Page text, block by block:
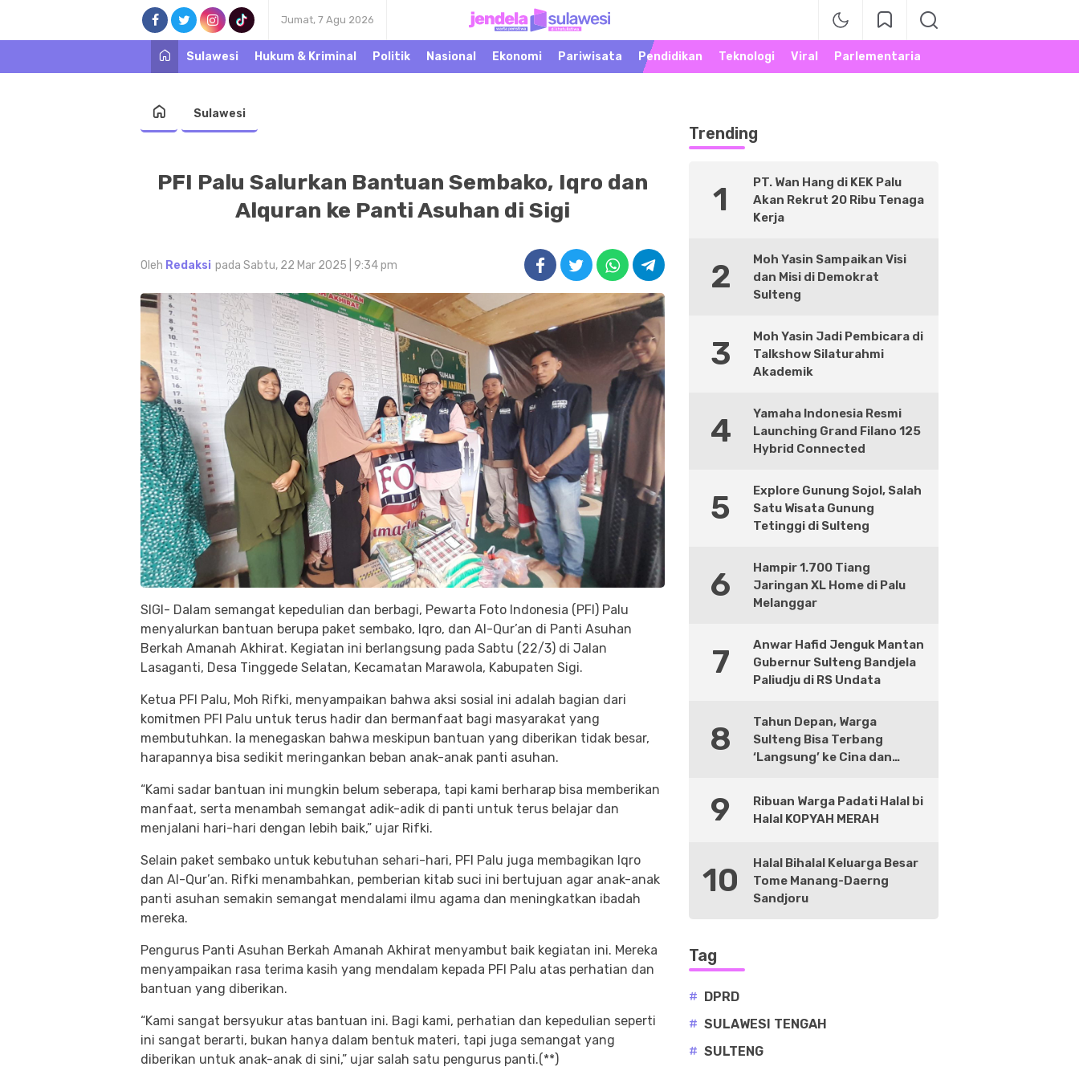
Jumat, 7 Agu 2026
Jendela Sulawesi
Warta Peristiwa di
Khatulistiwa
Sulawesi
Hukum & Kriminal Politik Nasional Ekonomi Pariwisata Pendidikan Teknologi Viral Parlementaria
Sulawesi
PFI Palu Salurkan Bantuan Sembako, Iqro dan
Alquran ke Panti Asuhan di Sigi
Oleh Redaksi pada Sabtu, 22 Mar 2025 | 9:34 pm
SIGI- Dalam semangat kepedulian dan berbagi, Pewarta Foto Indonesia (PFI) Palu
menyalurkan bantuan berupa paket sembako, Iqro, dan Al-Qur’an di Panti Asuhan
Berkah Amanah Akhirat. Kegiatan ini berlangsung pada Sabtu (22/3) di Jalan
Lasaganti, Desa Tinggede Selatan, Kecamatan Marawola, Kabupaten Sigi.
Ketua PFI Palu, Moh Rifki, menyampaikan bahwa aksi sosial ini adalah bagian dari
komitmen PFI Palu untuk terus hadir dan bermanfaat bagi masyarakat yang
membutuhkan. Ia menegaskan bahwa meskipun bantuan yang diberikan tidak besar,
harapannya bisa sedikit meringankan beban anak-anak panti asuhan.
“Kami sadar bantuan ini mungkin belum seberapa, tapi kami berharap bisa memberikan
manfaat, serta menambah semangat adik-adik di panti untuk terus belajar dan
menjalani hari-hari dengan lebih baik,” ujar Rifki.
Selain paket sembako untuk kebutuhan sehari-hari, PFI Palu juga membagikan Iqro
dan Al-Qur’an. Rifki menambahkan, pemberian kitab suci ini bertujuan agar anak-anak
panti asuhan semakin semangat mendalami ilmu agama dan meningkatkan ibadah
mereka.
Pengurus Panti Asuhan Berkah Amanah Akhirat menyambut baik kegiatan ini. Mereka
menyampaikan rasa terima kasih yang mendalam kepada PFI Palu atas perhatian dan
bantuan yang diberikan.
“Kami sangat bersyukur atas bantuan ini. Bagi kami, perhatian dan kepedulian seperti
ini sangat berarti, bukan hanya dalam bentuk materi, tapi juga semangat yang
diberikan untuk anak-anak di sini,” ujar salah satu pengurus panti.(**)
Trending
1
PT. Wan Hang di KEK Palu
Akan Rekrut 20 Ribu Tenaga
Kerja
2
Moh Yasin Sampaikan Visi
dan Misi di Demokrat
Sulteng
3
Moh Yasin Jadi Pembicara di
Talkshow Silaturahmi
Akademik
4
Yamaha Indonesia Resmi
Launching Grand Filano 125
Hybrid Connected
5
Explore Gunung Sojol, Salah
Satu Wisata Gunung
Tetinggi di Sulteng
6
Hampir 1.700 Tiang
Jaringan XL Home di Palu
Melanggar
7
Anwar Hafid Jenguk Mantan
Gubernur Sulteng Bandjela
Paliudju di RS Undata
8
Tahun Depan, Warga
Sulteng Bisa Terbang
‘Langsung’ ke Cina dan
9
Ribuan Warga Padati Halal bi
Halal KOPYAH MERAH
10
Halal Bihalal Keluarga Besar
Tome Manang-Daerng
Sandjoru
Tag
# DPRD
# SULAWESI TENGAH
# SULTENG